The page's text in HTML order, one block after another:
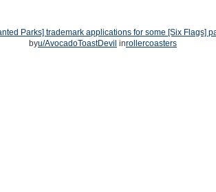
Parks] trademark applications for some [Six Flags]
byu/AvocadoToastDevil inrollercoasters